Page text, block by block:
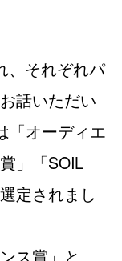
、それぞれパ
話いただい
「オーディエ
」「SOIL
定されまし
ス賞」と